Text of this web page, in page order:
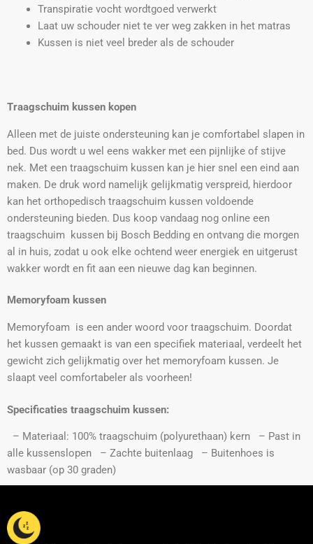
Transpiratie vocht wordtgoed verwerkt
Laat uw schouder niet te ver weg zakken in het matras
Kussen is niet veel breder als de schouder
Traagschuim kussen kopen
Alleen met de juiste ondersteuning kan je comfortabel slapen in
bed. Dus wordt u wel eens wakker met een pijnlijke of stijve
nek. Met een traagschuim kussen kan je hier snel een eind aan
maken. De druk word namelijk gelijkmatig verspreid, hierdoor
kan het orthopedisch traagschuim kussen voldoende
ondersteuning bieden. Dus koop vandaag nog online een
traagschuim kussen bij Bosch Bedding en ontvang die morgen
al in huis, zodat u ook elke ochtend weer energiek en uitgerust
wakker wordt en fit aan een nieuwe dag kan beginnen.
Memoryfoam kussen
Memoryfoam is een ander woord voor traagschuim. Doordat
het kussen gemaakt is van een specifiek materiaal, verdeelt het
gewicht zich gelijkmatig over het memoryfoam kussen. Je
slaapt veel comfortabeler als voorheen!
Specificaties traagschuim kussen:
– Materiaal: 100% traagschuim (polyurethaan) kern – Past in
alle kussenslopen – Zachte buitenlaag – Buitenhoes is
wasbaar (op 30 graden)